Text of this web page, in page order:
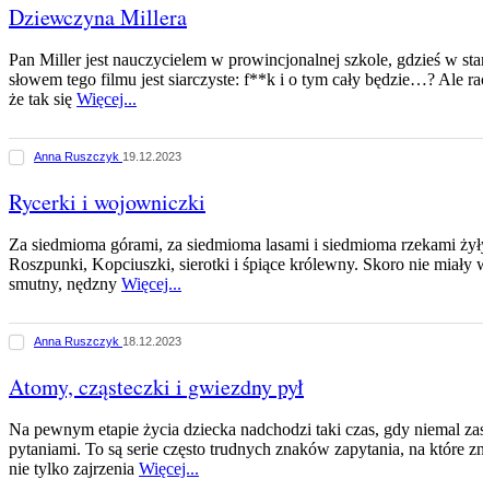
Dziewczyna Millera
Pan Miller jest nauczycielem w prowincjonalnej szkole, gdzieś w
słowem tego filmu jest siarczyste: f**k i o tym cały będzie…? Ale
że tak się Więcej...
Anna Ruszczyk 19.12.2023
Rycerki i wojowniczki
Za siedmioma górami, za siedmioma lasami i siedmioma rzekami
Roszpunki, Kopciuszki, sierotki i śpiące królewny. Skoro nie miały
smutny, nędzny Więcej...
Anna Ruszczyk 18.12.2023
Atomy, cząsteczki i gwiezdny pył
Na pewnym etapie życia dziecka nadchodzi taki czas, gdy niemal
pytaniami. To są serie często trudnych znaków zapytania, na które
nie tylko zajrzenia Więcej...